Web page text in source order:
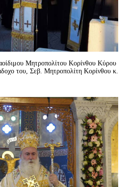
Mητροπολίτου Κορίνθου Κύρου
του, Σεβ. Μητροπολίτη Κορίνθου κ.